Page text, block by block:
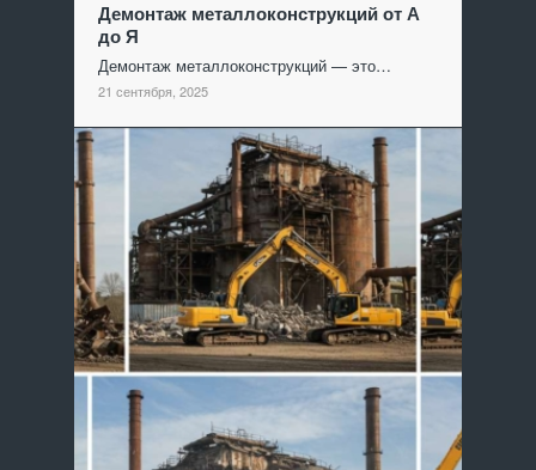
Демонтаж металлоконструкций от А
до Я
Демонтаж металлоконструкций — это…
21 сентября, 2025